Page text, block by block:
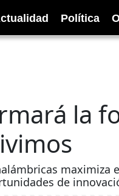
Política
la
maximiza
de